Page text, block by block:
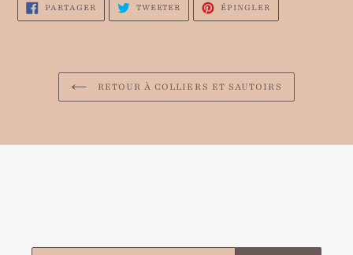
PARTAGER PARTAGER
SUR
FACEBOOK
TWEETER TWEETER
TWITTER
ÉPINGLER
PINTEREST
RETOUR À COLLIERS ET SAUTOIRS